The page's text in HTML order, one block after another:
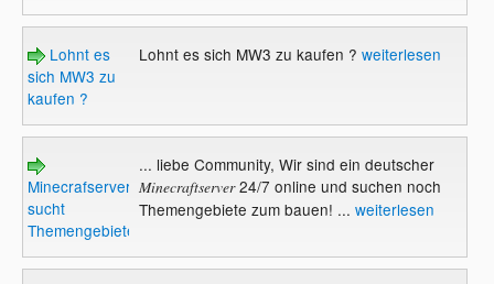
Lohnt es
sich MW3 zu
kaufen ?
Lohnt es sich MW3 zu kaufen ? weiterlesen
Minecrafserver
sucht
Themengebiete
... liebe Community, Wir sind ein deutscher
Minecraftserver24/7 online und suchen noch
Themengebiete zum bauen! ... weiterlesen